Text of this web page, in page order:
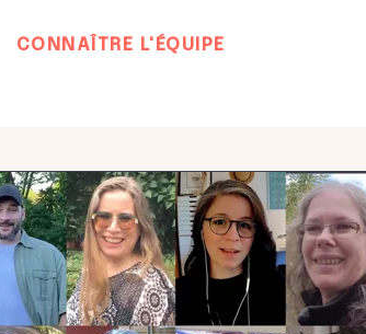
CONNAÎTRE L'ÉQUIPE